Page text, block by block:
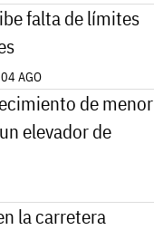
falta de límites
AGO
de menor
elevador de
la carretera